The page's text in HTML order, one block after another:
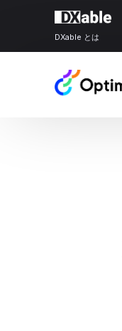
DXable とは